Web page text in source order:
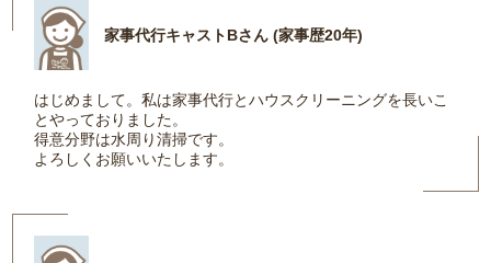
家事代行キャストBさん (家事歴20年)
はじめまして。私は家事代行とハウスクリーニングを長いこ
とやっておりました。
得意分野は水周り清掃です。
よろしくお願いいたします。